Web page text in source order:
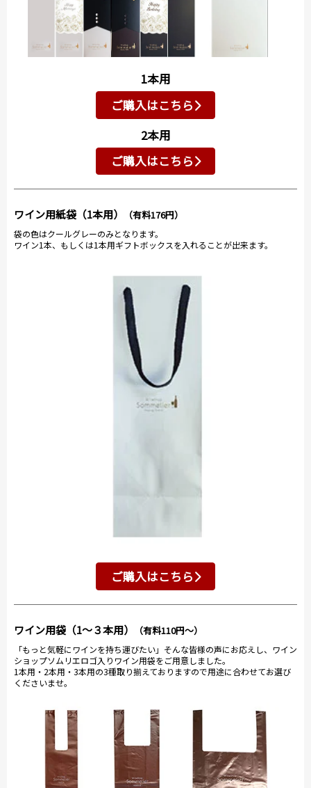
1本用
ご購入はこちら
2本用
ご購入はこちら
ワイン用紙袋（1本用） （有料176円）
袋の色はクールグレーのみとなります。
ワイン1本、もしくは1本用ギフトボックスを入れることが出来ます。
ご購入はこちら
ワイン用袋（1～３本用） （有料110円～）
「もっと気軽にワインを持ち運びたい」そんな皆様の声にお応えし、ワイン
ショップソムリエロゴ入りワイン用袋をご用意しました。
1本用・2本用・3本用の3種取り揃えておりますので用途に合わせてお選び
くださいませ。